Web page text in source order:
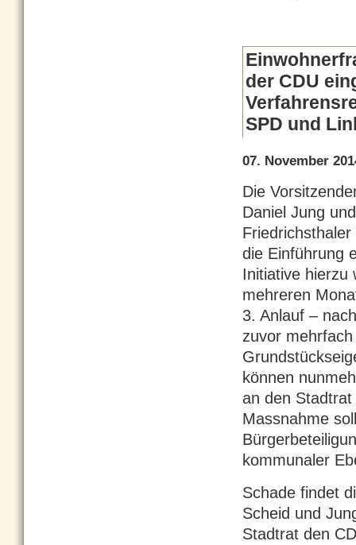
der CDU
SPD und
07. November
Die
Daniel Jung
die Einführung
Initiative hierzu
mehreren
3. Anlauf –
zuvor
können
an den
Massnahme
kommunaler
Schade findet
Scheid und
Stadtrat den